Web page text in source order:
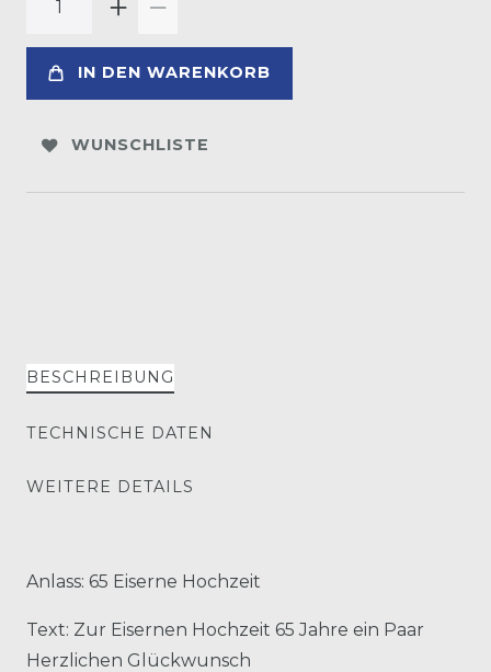
IN DEN WARENKORB
WUNSCHLISTE
BESCHREIBUNG
TECHNISCHE DATEN
WEITERE DETAILS
Anlass: 65 Eiserne Hochzeit
Text: Zur Eisernen Hochzeit 65 Jahre ein Paar
Herzlichen Glückwunsch